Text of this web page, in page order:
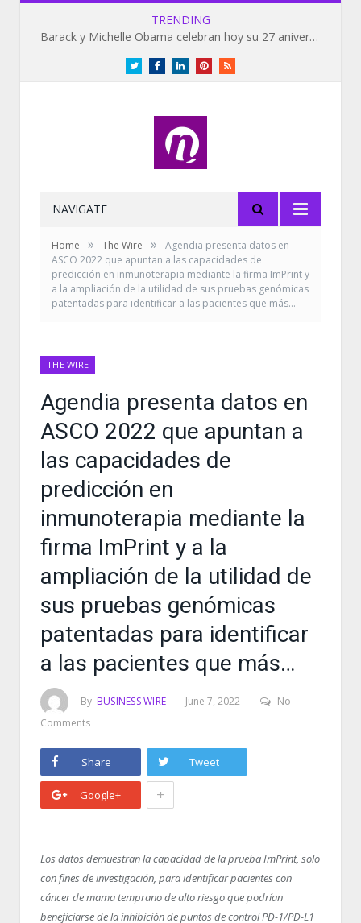
TRENDING
Barack y Michelle Obama celebran hoy su 27 aniversario de bodas
TwitterFacebookLinkedInPinterestRSS
NAVIGATE
Home » The Wire »
Agendia presenta datos en
ASCO 2022 que apuntan a las capacidades de
predicción en inmunoterapia mediante la firma ImPrint y
a la ampliación de la utilidad de sus pruebas genómicas
patentadas para identificar a las pacientes que más…
THE WIRE
Agendia presenta datos en
ASCO 2022 que apuntan a
las capacidades de
predicción en
inmunoterapia mediante la
firma ImPrint y a la
ampliación de la utilidad de
sus pruebas genómicas
patentadas para identificar
a las pacientes que más…
By BUSINESS WIRE June 7, 2022
No
Comments
Share Tweet
Google+ +
Los datos demuestran la capacidad de la prueba ImPrint, solo
con fines de investigación, para identificar pacientes con
cáncer de mama temprano de alto riesgo que podrían
beneficiarse de la inhibición de puntos de control PD-1/PD-L1